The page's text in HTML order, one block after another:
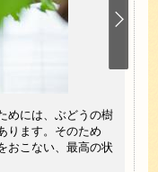
めには、ぶどうの樹
ります。そのため
おこない、最高の状
肥
み
肥
と